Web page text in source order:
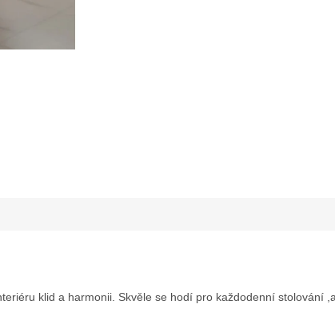
klid a harmonii. Skvěle se hodí pro každodenní stolování